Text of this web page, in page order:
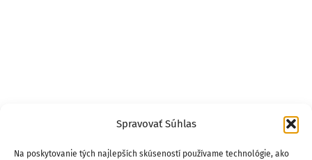
Spravovať Súhlas
Na poskytovanie tých najlepších skúseností používame technológie, ako